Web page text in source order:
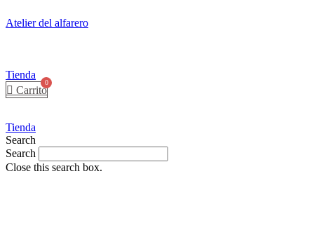
Atelier del alfarero
Tienda
Carrito
Tienda
Search
Search
Close this search box.